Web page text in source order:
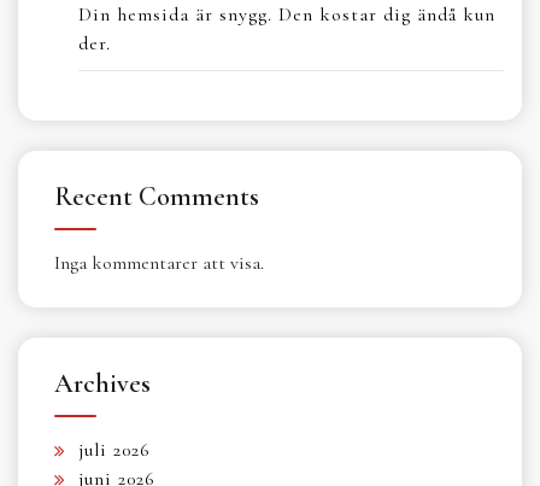
Din hemsida är snygg. Den kostar dig ändå kun
der.
Recent Comments
Inga kommentarer att visa.
Archives
juli 2026
juni 2026